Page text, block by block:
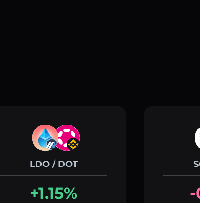
LDO / DOT
+1.15% -